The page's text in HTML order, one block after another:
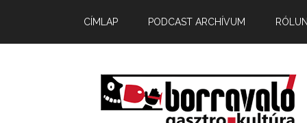
CÍMLAP PODCAST ARCHÍVUM